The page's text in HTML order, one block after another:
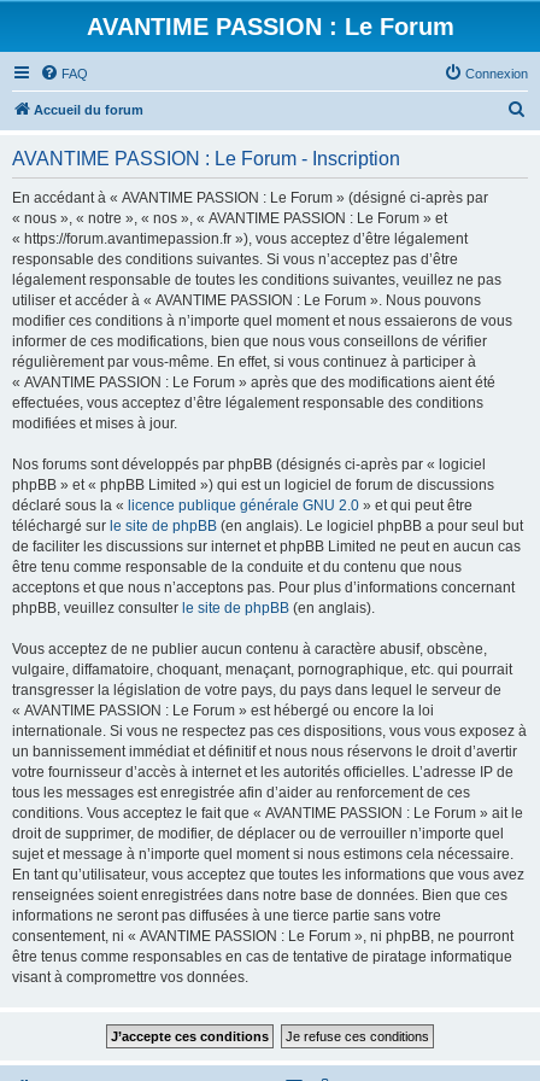
AVANTIME PASSION : Le Forum
FAQ Connexion
Accueil du forum
AVANTIME PASSION : Le Forum - Inscription
En accédant à « AVANTIME PASSION : Le Forum » (désigné ci-après par
« nous », « notre », « nos », « AVANTIME PASSION : Le Forum » et
« https://forum.avantimepassion.fr »), vous acceptez d’être légalement
responsable des conditions suivantes. Si vous n’acceptez pas d’être
légalement responsable de toutes les conditions suivantes, veuillez ne pas
utiliser et accéder à « AVANTIME PASSION : Le Forum ». Nous pouvons
modifier ces conditions à n’importe quel moment et nous essaierons de vous
informer de ces modifications, bien que nous vous conseillons de vérifier
régulièrement par vous-même. En effet, si vous continuez à participer à
« AVANTIME PASSION : Le Forum » après que des modifications aient été
effectuées, vous acceptez d’être légalement responsable des conditions
modifiées et mises à jour.
Nos forums sont développés par phpBB (désignés ci-après par « logiciel
phpBB » et « phpBB Limited ») qui est un logiciel de forum de discussions
déclaré sous la « licence publique générale GNU 2.0 » et qui peut être
téléchargé sur le site de phpBB (en anglais). Le logiciel phpBB a pour seul but
de faciliter les discussions sur internet et phpBB Limited ne peut en aucun cas
être tenu comme responsable de la conduite et du contenu que nous
acceptons et que nous n’acceptons pas. Pour plus d’informations concernant
phpBB, veuillez consulter le site de phpBB (en anglais).
Vous acceptez de ne publier aucun contenu à caractère abusif, obscène,
vulgaire, diffamatoire, choquant, menaçant, pornographique, etc. qui pourrait
transgresser la législation de votre pays, du pays dans lequel le serveur de
« AVANTIME PASSION : Le Forum » est hébergé ou encore la loi
internationale. Si vous ne respectez pas ces dispositions, vous vous exposez à
un bannissement immédiat et définitif et nous nous réservons le droit d’avertir
votre fournisseur d’accès à internet et les autorités officielles. L’adresse IP de
tous les messages est enregistrée afin d’aider au renforcement de ces
conditions. Vous acceptez le fait que « AVANTIME PASSION : Le Forum » ait le
droit de supprimer, de modifier, de déplacer ou de verrouiller n’importe quel
sujet et message à n’importe quel moment si nous estimons cela nécessaire.
En tant qu’utilisateur, vous acceptez que toutes les informations que vous avez
renseignées soient enregistrées dans notre base de données. Bien que ces
informations ne seront pas diffusées à une tierce partie sans votre
consentement, ni « AVANTIME PASSION : Le Forum », ni phpBB, ne pourront
être tenus comme responsables en cas de tentative de piratage informatique
visant à compromettre vos données.